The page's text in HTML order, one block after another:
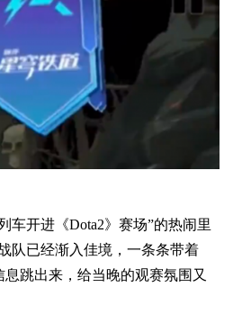
车开进《Dota2》赛场”的热闹里
队已经渐入佳境，一条条带着
息跳出来，给当晚的观赛氛围又